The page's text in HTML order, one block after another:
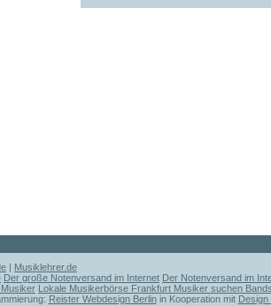
| Musiklehrer.de
Der große Notenversand im Internet Der Notenversand im
Lokale Musikerbörse Frankfurt Musiker suchen
Reister Webdesign Berlinin Kooperation mit Design